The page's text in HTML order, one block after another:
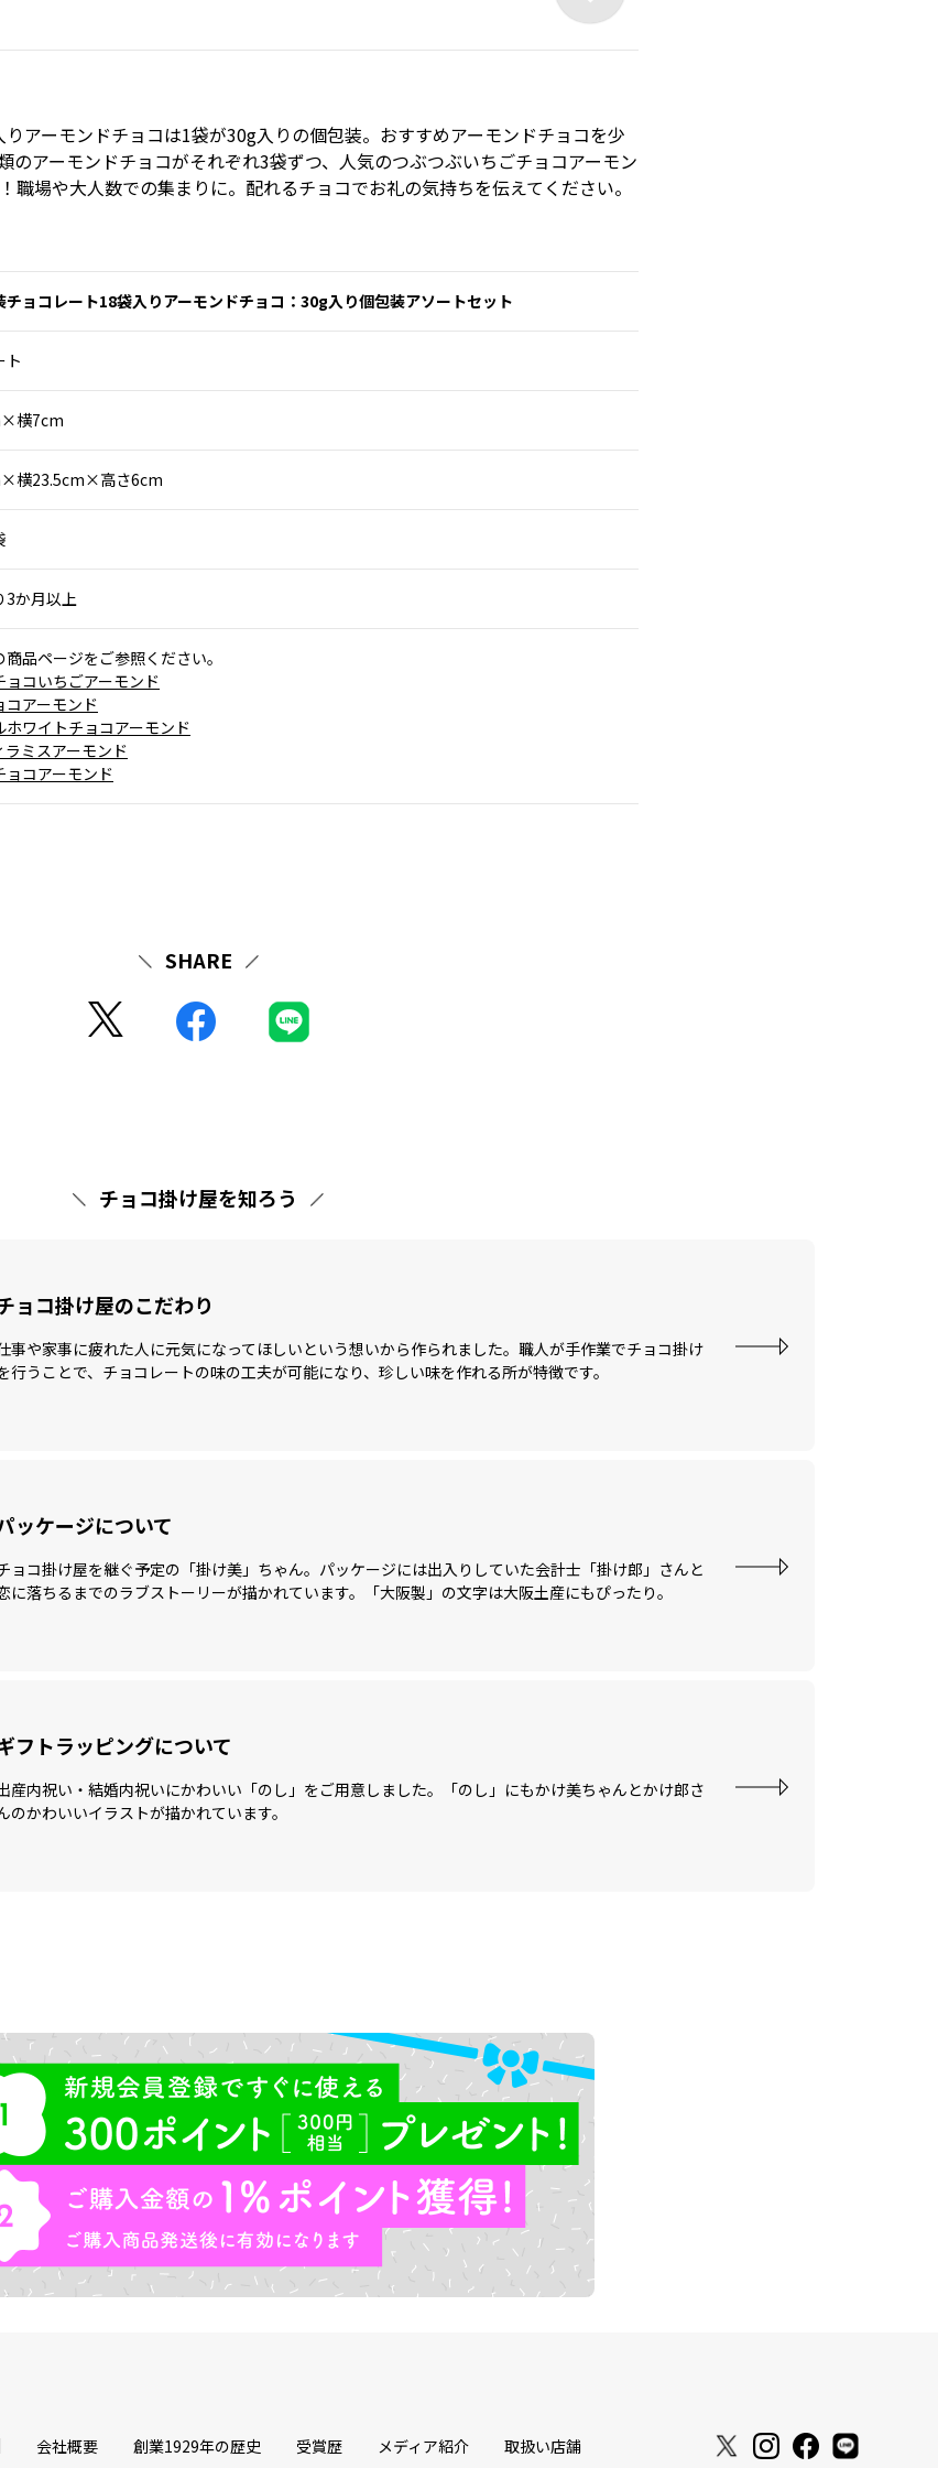
アーモンドチョコは1袋が30g入りの個包装。 おすすめアーモンドチョコを少
のアーモンドチョコがそれぞれ3袋ずつ、人気のつぶつぶいちごチョコアーモン
職場や大人数での集まりに。配れるチョコでお礼の気持ちを伝えてください。
チョコレート18袋入りアーモンドチョコ：30g入り個包装アソートセット
ト
横7cm
横23.5cm×高さ6cm
3か月以上
品ページをご参照ください。
ョコいちごアーモンド
コアーモンド
ホワイトチョコアーモンド
ラミスアーモンド
ョコアーモンド
SHARE
チョコ掛け屋を知ろう
ョコ掛け屋のこだわり
事や家事に疲れた人に元気になってほしいという想いから作られました。職人が手作業でチョコ掛け
行うことで、チョコレートの味の工夫が可能になり、珍しい味を作れる所が特徴です。
ッケージについて
ョコ掛け屋を継ぐ予定の「掛け美」ちゃん。パッケージには出入りしていた会計士「掛け郎」さんと
に落ちるまでのラブストーリーが描かれています。「大阪製」の文字は大阪土産にもぴったり。
フトラッピングについて
産内祝い・結婚内祝いにかわいい「のし」をご用意しました。「のし」にもかけ美ちゃんとかけ郎さ
のかわいいイラストが描かれています。
会社概要 創業1929年の歴史 受賞歴 メディア紹介 取扱い店舗